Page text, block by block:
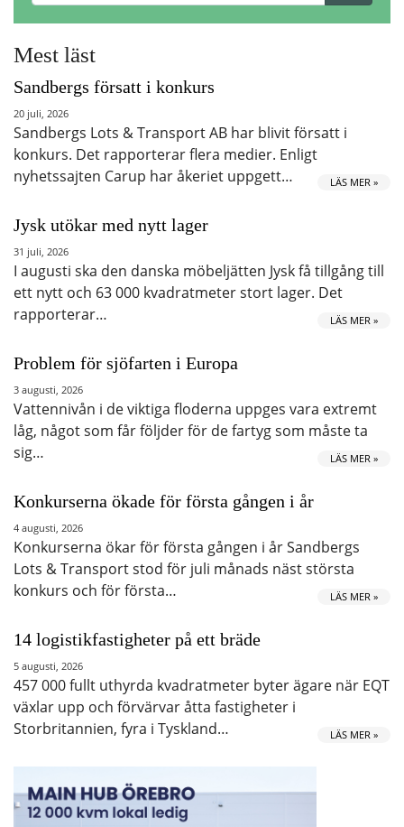
Mest läst
Sandbergs försatt i konkurs
20 juli, 2026
Sandbergs Lots & Transport AB har blivit försatt i
konkurs. Det rapporterar flera medier. Enligt
nyhetssajten Carup har åkeriet uppgett…
LÄS MER »
Jysk utökar med nytt lager
31 juli, 2026
I augusti ska den danska möbeljätten Jysk få tillgång till
ett nytt och 63 000 kvadratmeter stort lager. Det
rapporterar…
LÄS MER »
Problem för sjöfarten i Europa
3 augusti, 2026
Vattennivån i de viktiga floderna uppges vara extremt
låg, något som får följder för de fartyg som måste ta
sig…
LÄS MER »
Konkurserna ökade för första gången i år
4 augusti, 2026
Konkurserna ökar för första gången i år Sandbergs
Lots & Transport stod för juli månads näst största
konkurs och för första…
LÄS MER »
14 logistikfastigheter på ett bräde
5 augusti, 2026
457 000 fullt uthyrda kvadratmeter byter ägare när EQT
växlar upp och förvärvar åtta fastigheter i
Storbritannien, fyra i Tyskland…
LÄS MER »